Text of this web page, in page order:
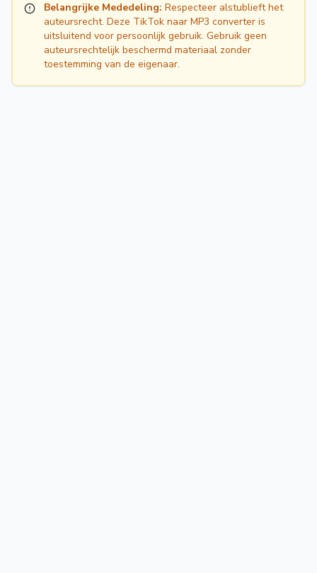
Belangrijke Mededeling: Respecteer alstublieft het
auteursrecht. Deze TikTok naar MP3 converter is
uitsluitend voor persoonlijk gebruik. Gebruik geen
auteursrechtelijk beschermd materiaal zonder
toestemming van de eigenaar.